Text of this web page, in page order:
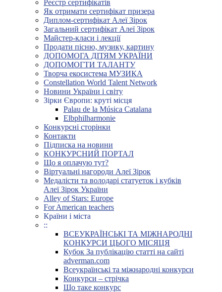
Реєстр сертифікатів
Як отримати сертифікат призера
Диплом-сертифікат Алеї Зірок
Загальний сертифікат Алеї Зірок
Майстер-класи і лекції
Продати пісню, музику, картину
ДОПОМОГА ДІТЯМ УКРАЇНИ
ДОПОМОГТИ ТАЛАНТУ
Творча екосистема МУЗИКА
Constellation World Talent Network
Новини України і світу
Зірки Європи: круті місця
Palau de la Música Catalana
Elbphilharmonie
Конкурсні сторінки
Контакти
Підписка на новини
КОНКУРСНИЙ ПОРТАЛ
Що я оплачую тут?
Віртуальні нагороди Алеї Зірок
Медалісти та володарі статуеток і кубків
Алеї Зірок України
Alley of Stars: Europe
For American teachers
Країни і міста
::
ВСЕУКРАЇНСЬКІ ТА МІЖНАРОДНІ
КОНКУРСИ ЦЬОГО МІСЯЦЯ
Кубок За публікацію статті на сайті
adverman.com
Всеукраїнські та міжнародні конкурси
Конкурси – стрічка
Що таке конкурс